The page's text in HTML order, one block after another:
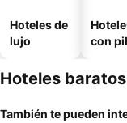
Hoteles de
lujo
con
Hoteles
También te pueden